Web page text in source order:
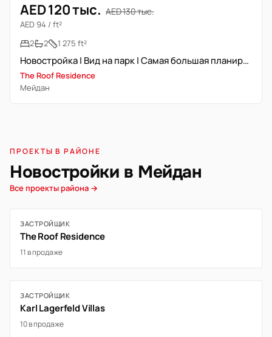
AED 120 тыс. AED 130 тыс.
AED 94 / ft²
2
2 1 275 ft²
Новостройка | Вид на парк | Самая большая планировка
The Roof Residence
Мейдан
ПРОЕКТЫ В РАЙОНЕ
Новостройки в Мейдан
Все проекты района →
ЗАСТРОЙЩИК
The Roof Residence
11 в продаже
ЗАСТРОЙЩИК
Karl Lagerfeld Villas
10 в продаже